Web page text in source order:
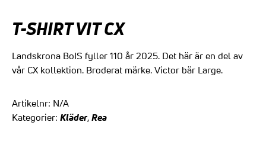
T-SHIRT VIT CX
Landskrona BoIS fyller 110 år 2025. Det här är en del av
vår CX kollektion. Broderat märke. Victor bär Large.
Artikelnr: N/A
Kategorier: Kläder, Rea